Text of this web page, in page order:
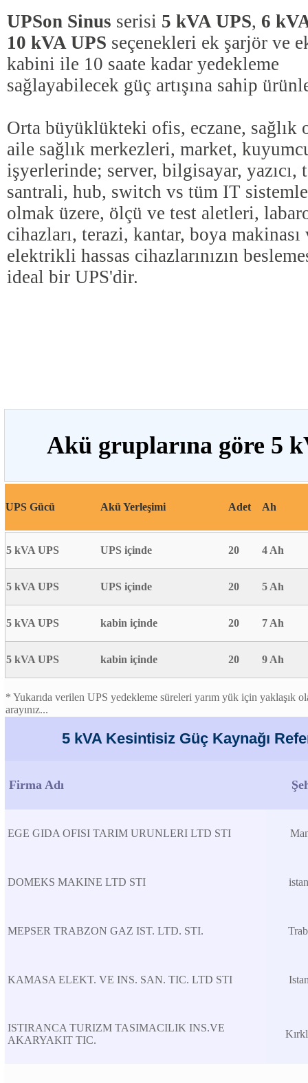
UPSon Sinus serisi 5 kVA UPS, 6
10 kVA UPS seçenekleri ek şarjör ve
kabini ile 10 saate kadar yedekleme
sağlayabilecek güç artışına sahip
Orta büyüklükteki ofis, eczane, sağlık
aile sağlık merkezleri, market,
işyerlerinde; server, bilgisayar, yazıcı,
santrali, hub, switch vs tüm IT
olmak üzere, ölçü ve test aletleri,
cihazları, terazi, kantar, boya
elektrikli hassas cihazlarınızın
ideal bir UPS'dir.
Akü gruplarına göre 5
UPS Gücü Akü Yerleşimi Adet Ah
5 kVA UPS UPS içinde 20 4 Ah
5 kVA UPS UPS içinde 20 5 Ah
5 kVA UPS kabin içinde 20 7 Ah
5 kVA UPS kabin içinde 20 9 Ah
* Yukarıda verilen UPS yedekleme süreleri yarım yük için yaklaşık
arayınız...
5 kVA Kesintisiz Güç Kaynağı
Firma Adı
EGE GIDA OFISI TARIM URUNLERI LTD STI
DOMEKS MAKINE LTD STI
MEPSER TRABZON GAZ IST. LTD. STI.
KAMASA ELEKT. VE INS. SAN. TIC. LTD STI
ISTIRANCA TURIZM TASIMACILIK INS.VE
AKARYAKIT TIC.